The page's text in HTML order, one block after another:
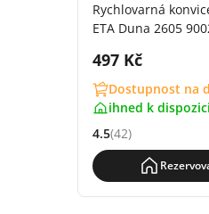
Rychlovarná
ETA Duna 2605
Cena s DPH:
497 Kč
Dostupnost na
ihned k dispozici
Hodnocení: 4.5 z 5
4.5(42)